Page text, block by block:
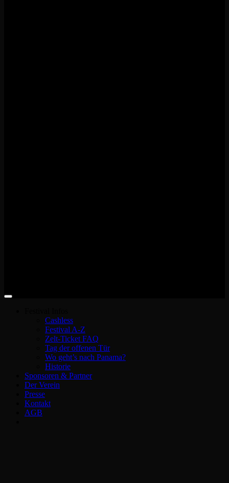
Cashless
Festival A-Z
Zelt-Ticket FAQ
Tag der offenen Tür
Wo geht’s nach Panama?
Historie
Sponsoren & Partner
Der Verein
Presse
Kontakt
AGB